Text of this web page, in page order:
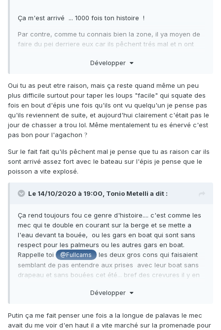
Ça m'est arrivé ... 1000 fois ton histoire !
Par contre, comme tu connais bien la zone, il ya moyen de
faire du pei derriere eux car ils pêchent trés mal et n ont
Développer
Oui tu as peut etre raison, mais ça reste quand même un peu
plus difficile surtout pour taper les loups "facile" qui squate des
fois en bout d'épis une fois qu'ils ont vu quelqu'un je pense pas
qu'ils reviennent de suite, et aujourd'hui clairement c'était pas le
jour de chasser a trou lol. Même mentalement tu es énervé c'est
pas bon pour l'agachon ?
Sur le fait fait qu'ils pêchent mal je pense que tu as raison car ils
sont arrivé assez fort avec le bateau sur l'épis je pense que le
poisson a vite explosé.
Le 14/10/2020 à 19:00, Tonio Metelli a dit :
Ça rend toujours fou ce genre d'histoire.... c'est comme les
mec qui te double en courant sur la berge et se mette a
l'eau devant ta bouée, ou les gars en boat qui sont sans
respect pour les palmeurs ou les autres gars en boat.
Rappelle toi
@Fullcams
les deux gros cons qui faisaient
semblant de pas entendre aux prises avec leur boat sans
drapeau et sans bouées cet été... bref des crevures il y en
Développer
Putin ça me fait penser une fois a la longue de palavas le mec
avait du me voir d'en haut il a vite marché sur la promenade pour